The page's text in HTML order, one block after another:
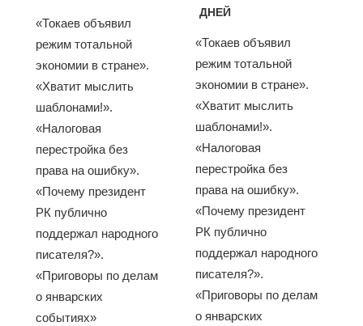
«Токаев объявил
режим тотальной
экономии в стране».
«Хватит мыслить
шаблонами!».
«Налоговая
перестройка без
права на ошибку».
«Почему президент
РК публично
поддержал народного
писателя?».
«Приговоры по делам
о январских
событиях»
ДНЕЙ
«Токаев объявил
режим тотальной
экономии в стране».
«Хватит мыслить
шаблонами!».
«Налоговая
перестройка без
права на ошибку».
«Почему президент
РК публично
поддержал народного
писателя?».
«Приговоры по делам
о январских